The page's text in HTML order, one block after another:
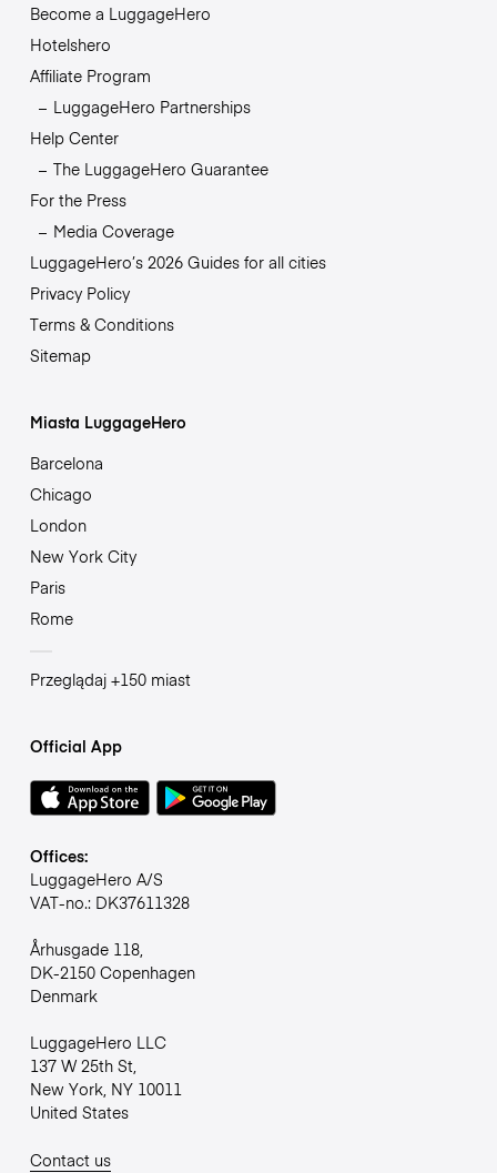
Become a LuggageHero
Hotelshero
Affiliate Program
LuggageHero Partnerships
Help Center
The LuggageHero Guarantee
For the Press
Media Coverage
LuggageHero’s 2026 Guides for all cities
Privacy Policy
Terms & Conditions
Sitemap
Miasta LuggageHero
Barcelona
Chicago
London
New York City
Paris
Rome
Przeglądaj +150 miast
Official App
Offices:
LuggageHero A/S
VAT-no.: DK37611328
Århusgade 118,
DK-2150 Copenhagen
Denmark
LuggageHero LLC
137 W 25th St,
New York, NY 10011
United States
Contact us